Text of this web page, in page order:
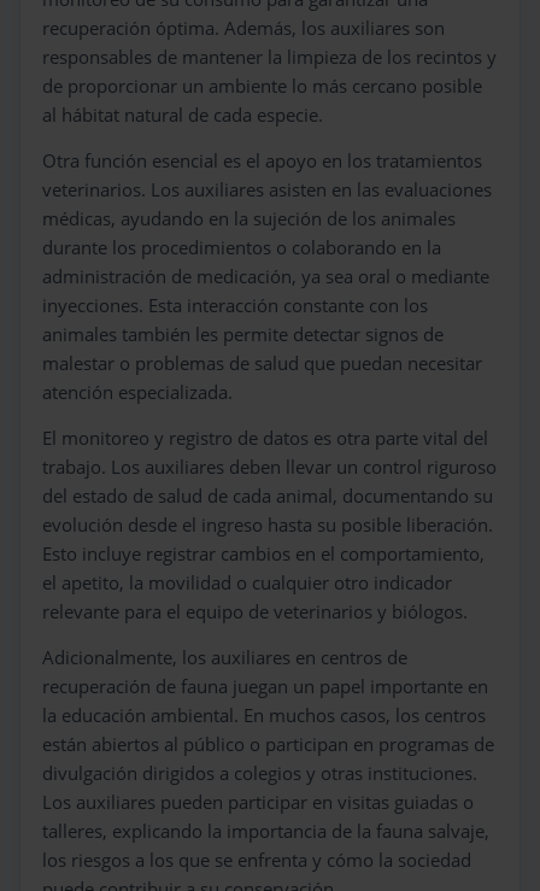
recuperación óptima. Además, los auxiliares son
responsables de mantener la limpieza de los recintos y
de proporcionar un ambiente lo más cercano posible
al hábitat natural de cada especie.
Otra función esencial es el apoyo en los tratamientos
veterinarios. Los auxiliares asisten en las evaluaciones
médicas, ayudando en la sujeción de los animales
durante los procedimientos o colaborando en la
administración de medicación, ya sea oral o mediante
inyecciones. Esta interacción constante con los
animales también les permite detectar signos de
malestar o problemas de salud que puedan necesitar
atención especializada.
El monitoreo y registro de datos es otra parte vital del
trabajo. Los auxiliares deben llevar un control riguroso
del estado de salud de cada animal, documentando su
evolución desde el ingreso hasta su posible liberación.
Esto incluye registrar cambios en el comportamiento,
el apetito, la movilidad o cualquier otro indicador
relevante para el equipo de veterinarios y biólogos.
Adicionalmente, los auxiliares en centros de
recuperación de fauna juegan un papel importante en
la educación ambiental. En muchos casos, los centros
están abiertos al público o participan en programas de
divulgación dirigidos a colegios y otras instituciones.
Los auxiliares pueden participar en visitas guiadas o
talleres, explicando la importancia de la fauna salvaje,
los riesgos a los que se enfrenta y cómo la sociedad